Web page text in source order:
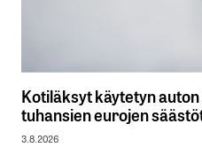
Kotiläksyt käytetyn
tuhansien eurojen
3.8.2026